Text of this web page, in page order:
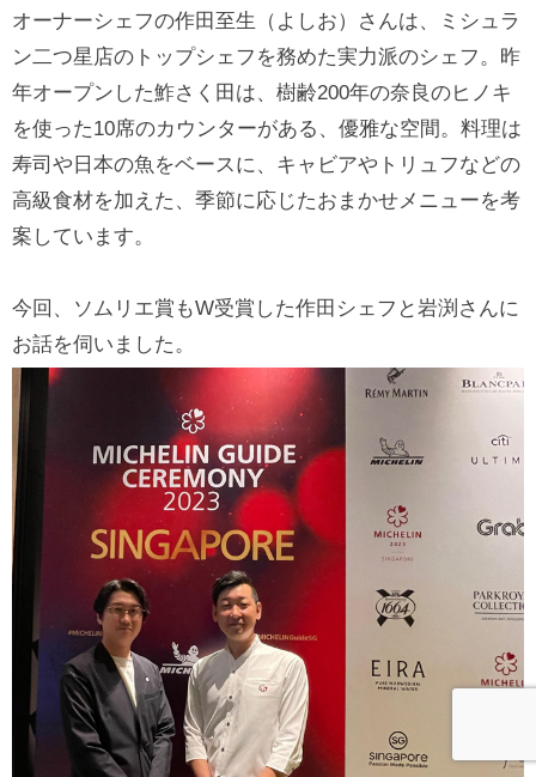
オーナーシェフの作田至生（よしお）さんは、ミシュラ
ン二つ星店のトップシェフを務めた実力派のシェフ。昨
年オープンした鮓さく田は、樹齢200年の奈良のヒノキ
を使った10席のカウンターがある、優雅な空間。料理は
寿司や日本の魚をベースに、キャビアやトリュフなどの
高級食材を加えた、季節に応じたおまかせメニューを考
案しています。
今回、ソムリエ賞もW受賞した作田シェフと岩渕さんに
お話を伺いました。